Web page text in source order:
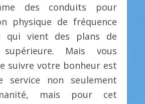
des conduits pour
physique de fréquence
qui vient des plans de
supérieure. Mais vous
suivre votre bonheur est
service non seulement
mais pour cet